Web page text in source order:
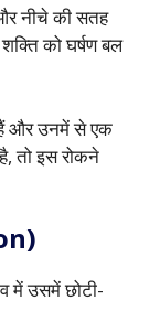
नीचे की सतह
को घर्षण बल
और उनमें से एक
तो इस रोकने
में उसमें छोटी-